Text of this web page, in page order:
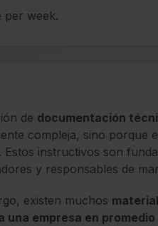
per week.
de documentación
compleja, sino porque
Estos instructivos son
y responsables de
existen muchos
una empresa en promedio